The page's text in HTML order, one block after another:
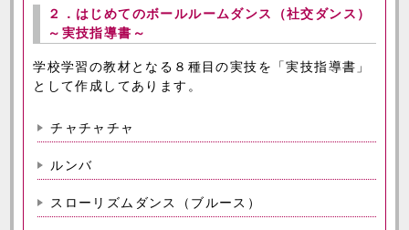
２．はじめてのボールルームダンス（社交ダンス）
～実技指導書～
学校学習の教材となる８種目の実技を「実技指導書」
として作成してあります。
チャチャチャ
ルンバ
スローリズムダンス（ブルース）